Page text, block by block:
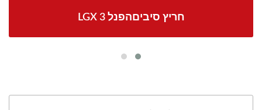
LGX 3 חריץ סיביםהפנל